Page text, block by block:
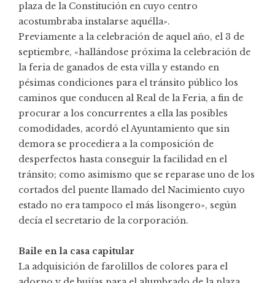
plaza de la Constitución en cuyo centro
acostumbraba instalarse aquélla».
Previamente a la celebración de aquel año, el 3 de
septiembre, «hallándose próxima la celebración de
la feria de ganados de esta villa y estando en
pésimas condiciones para el tránsito público los
caminos que conducen al Real de la Feria, a fin de
procurar a los concurrentes a ella las posibles
comodidades, acordó el Ayuntamiento que sin
demora se procediera a la composición de
desperfectos hasta conseguir la facilidad en el
tránsito; como asimismo que se reparase uno de los
cortados del puente llamado del Nacimiento cuyo
estado no era tampoco el más lisongero», según
decía el secretario de la corporación.
Baile en la casa capitular
La adquisición de farolillos de colores para el